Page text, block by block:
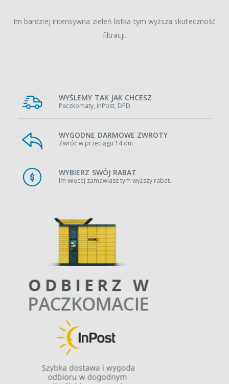
Im bardziej intensywna zieleń listka tym wyższa skuteczność
filtracji.
WYŚLEMY TAK JAK CHCESZ
Paczkomaty, InPost, DPD.
WYGODNE DARMOWE ZWROTY
Zwróć w przeciągu 14 dni
WYBIERZ SWÓJ RABAT
Im więcej zamawiasz tym wyższy rabat.